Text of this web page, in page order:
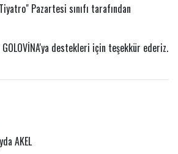
Pazartesi sınıfı tarafından
destekleri için teşekkür ederiz.
AKEL